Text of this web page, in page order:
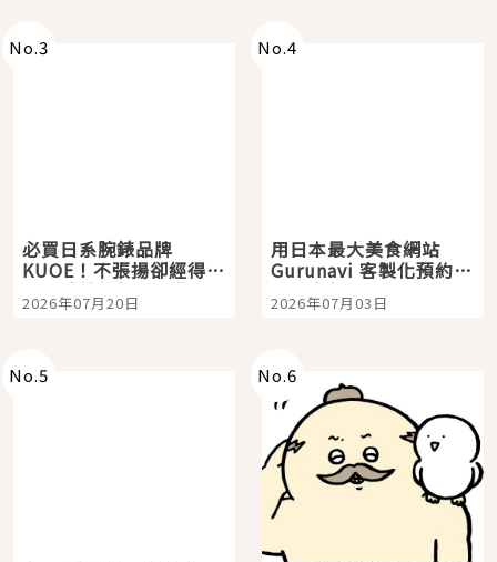
No.3
必買日系腕錶品牌
KUOE！不張揚卻經得起
時間洗鍊的經典之作五
選
2026年07月20日
No.4
用日本最大美食網站
Gurunavi 客製化預約九
大都市餐廳，打造專屬
美食體驗！
2026年07月03日
No.5 No.6